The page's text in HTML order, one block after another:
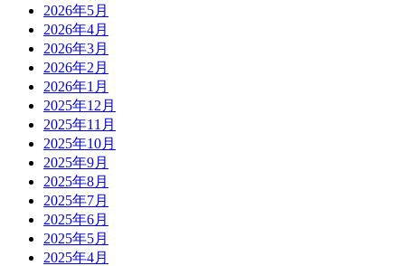
2026年5月
2026年4月
2026年3月
2026年2月
2026年1月
2025年12月
2025年11月
2025年10月
2025年9月
2025年8月
2025年7月
2025年6月
2025年5月
2025年4月